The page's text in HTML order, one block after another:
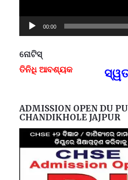
00:00
ନୋଟିସ୍
ଆବଶ୍ୟକ
ସ୍ୱତନ୍ତ୍ର
ADMISSION OPEN DU
CHANDIKHOLE JAJPUR